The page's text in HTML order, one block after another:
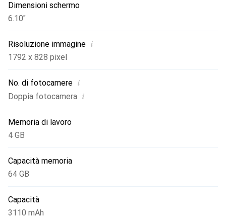
Dimensioni schermo
6.10"
Risoluzione immagine i
1792 x 828 pixel
No. di fotocamere i
Doppia fotocamera i
Memoria di lavoro
4 GB
Capacità memoria
64 GB
Capacità
3110 mAh